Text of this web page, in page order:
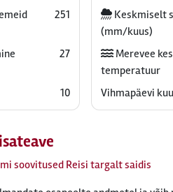
251
27
10
Keskmiselt
(mm/kuus)
Merevee
temperatuur
Vihmapäevi
soovitused Reisi targalt saidis